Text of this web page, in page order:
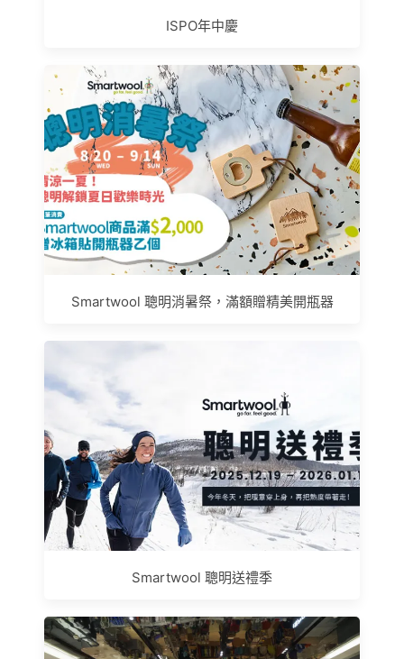
ISPO年中慶
Smartwool 聰明消暑祭，滿額贈精美開瓶器
Smartwool 聰明送禮季